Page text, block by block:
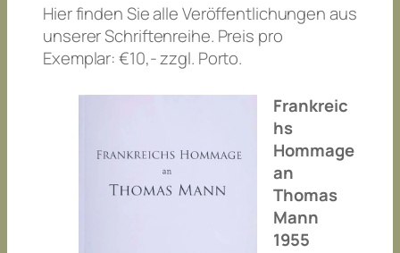
Hier finden Sie alle Veröffentlichungen aus
unserer Schriftenreihe. Preis pro
Exemplar: €10,- zzgl. Porto.
Frankreic
hs
Hommage
an
Thomas
Mann
1955